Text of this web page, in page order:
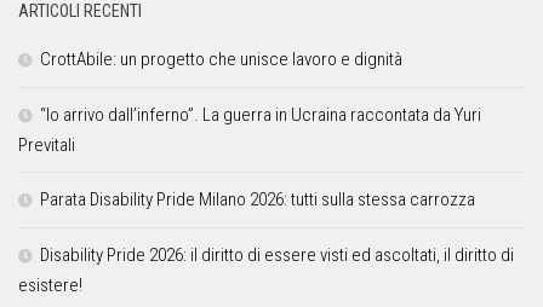
ARTICOLI RECENTI
CrottAbile: un progetto che unisce lavoro e dignità
“Io arrivo dall’inferno”. La guerra in Ucraina raccontata da Yuri
Previtali
Parata Disability Pride Milano 2026: tutti sulla stessa carrozza
Disability Pride 2026: il diritto di essere visti ed ascoltati, il diritto di
esistere!